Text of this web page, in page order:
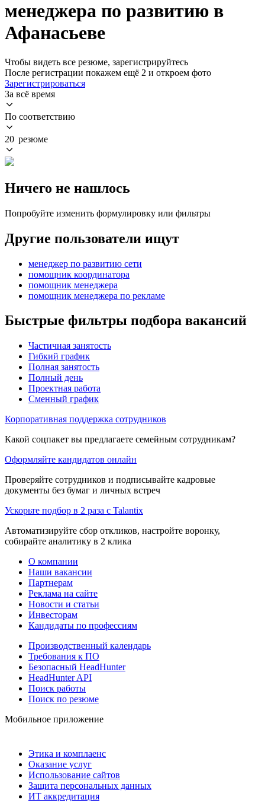
менеджера по развитию в
Афанасьеве
Чтобы видеть все резюме, зарегистрируйтесь
После регистрации покажем ещё 2 и откроем фото
Зарегистрироваться
За всё время
По соответствию
20 резюме
Ничего не нашлось
Попробуйте изменить формулировку или фильтры
Другие пользователи ищут
менеджер по развитию сети
помощник координатора
помощник менеджера
помощник менеджера по рекламе
Быстрые фильтры подбора вакансий
Частичная занятость
Гибкий график
Полная занятость
Полный день
Проектная работа
Сменный график
Корпоративная поддержка сотрудников
Какой соцпакет вы предлагаете семейным сотрудникам?
Оформляйте кандидатов онлайн
Проверяйте сотрудников и подписывайте кадровые
документы без бумаг и личных встреч
Ускорьте подбор в 2 раза с Talantix
Автоматизируйте сбор откликов, настройте воронку,
собирайте аналитику в 2 клика
О компании
Наши вакансии
Партнерам
Реклама на сайте
Новости и статьи
Инвесторам
Кандидаты по профессиям
Производственный календарь
Требования к ПО
Безопасный HeadHunter
HeadHunter API
Поиск работы
Поиск по резюме
Мобильное приложение
Этика и комплаенс
Оказание услуг
Использование сайтов
Защита персональных данных
ИТ аккредитация